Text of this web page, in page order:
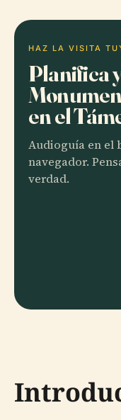
HAZ LA VISITA
Planifica
en el
Audioguía en el
navegador.
verdad.